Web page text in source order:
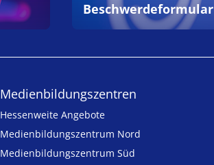
Beschwerdeformular
Medien­bildungs­zentren
Hessenweite Angebote
Medienbildungszentrum Nord
Medienbildungszentrum Süd